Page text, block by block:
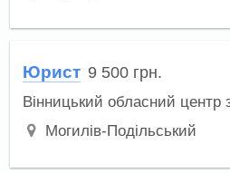
Юрист 9 500 грн.
Вінницький обласний центр
Могилів-Подільський